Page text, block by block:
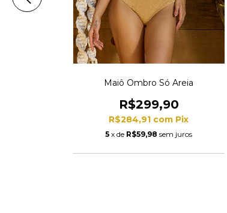
Maiô Ombro Só Areia
R$299,90
R$284,91 com Pix
5 x de R$59,98 sem juros